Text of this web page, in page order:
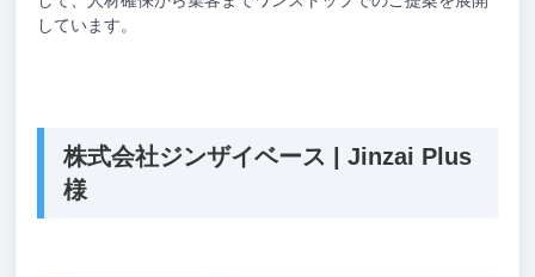
しています。
株式会社ジンザイベース | Jinzai Plus
様